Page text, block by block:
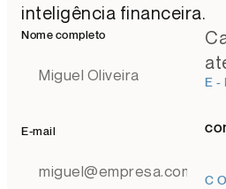
inteligência financeira.
Nome completo
E-mail
E-